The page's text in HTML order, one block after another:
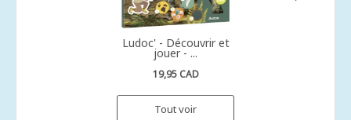
Ludoc' - Découvrir et
jouer - ...
19,95 CAD
Tout voir